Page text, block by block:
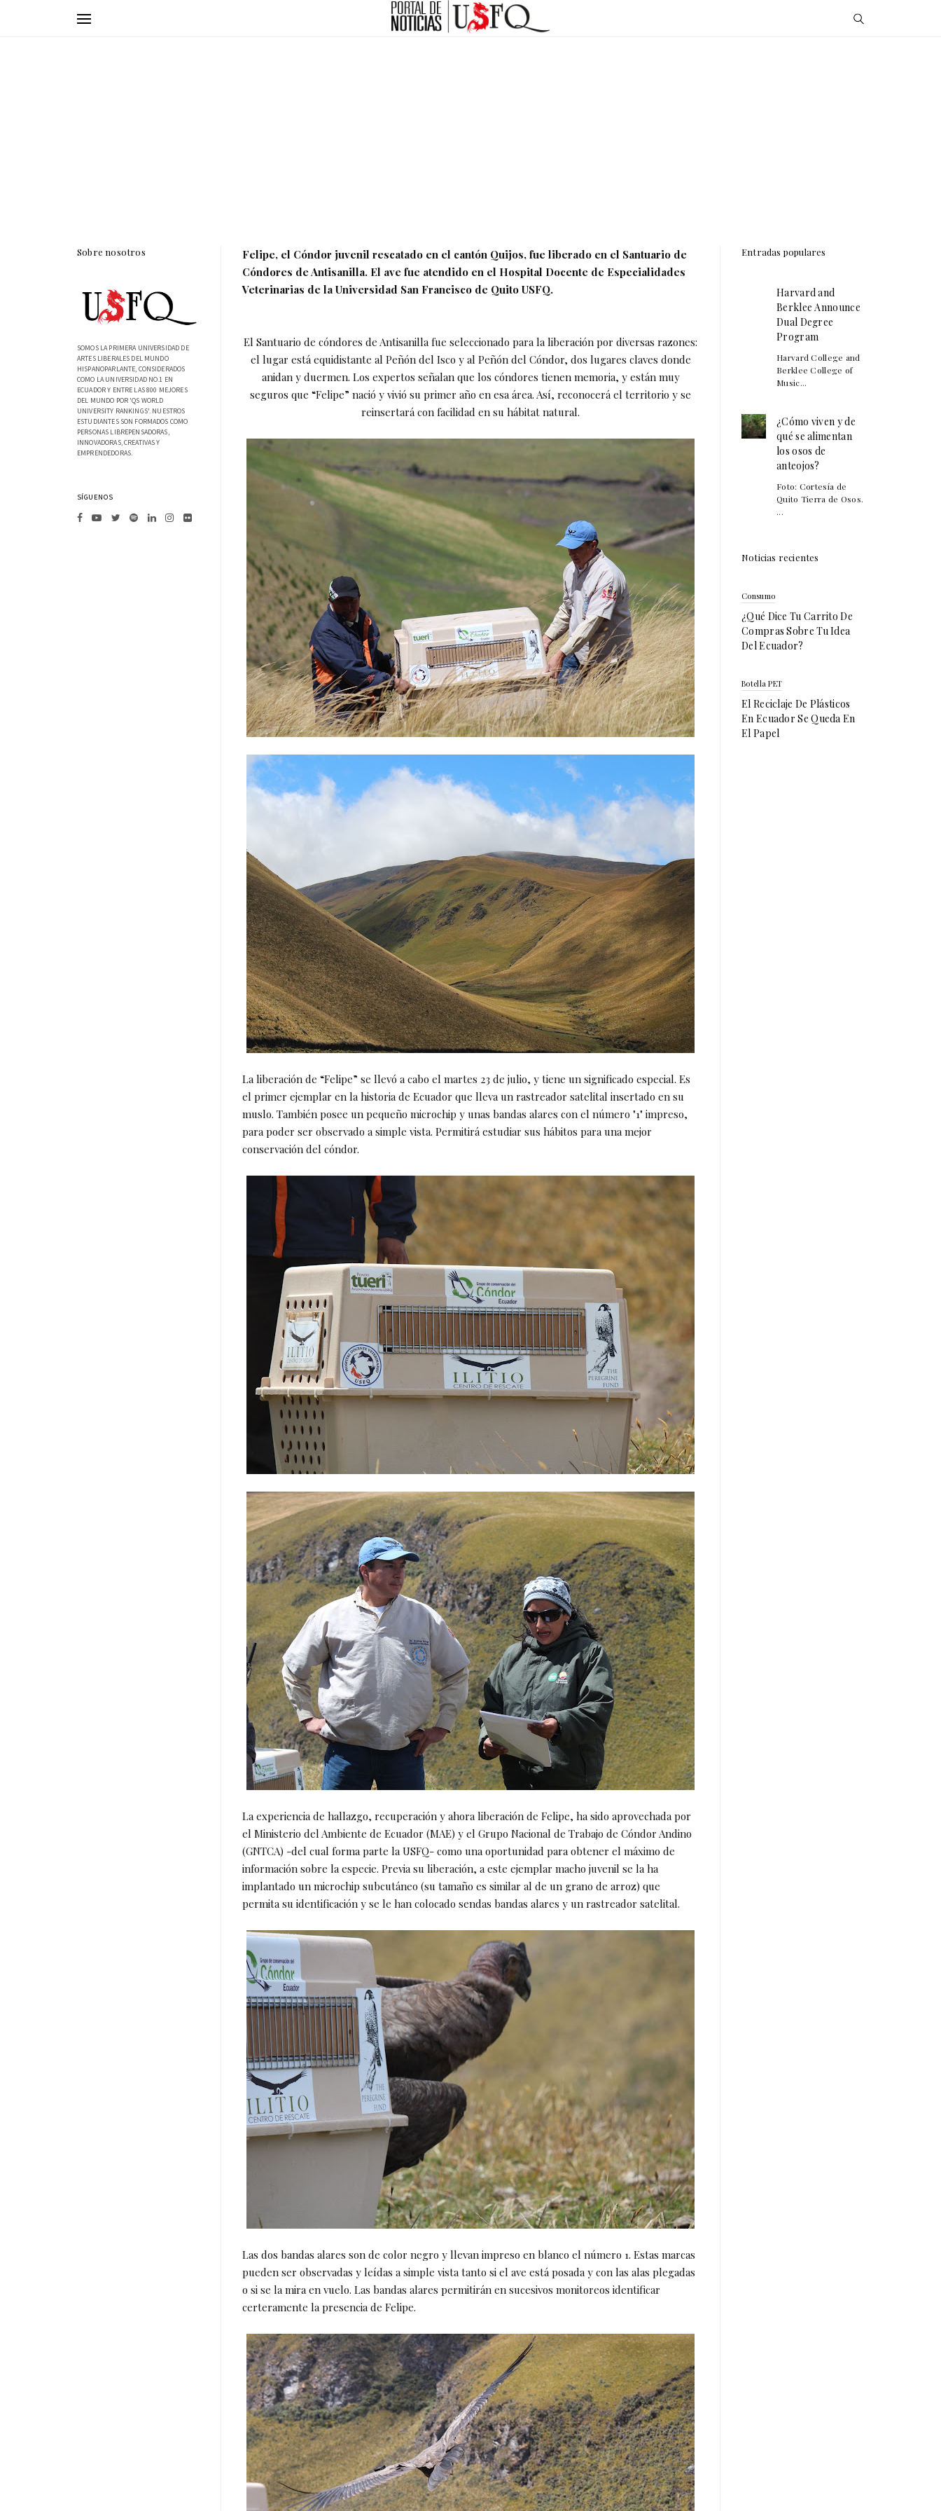
Felipe, el Cóndor juvenil rescatado en el cantón Quijos, fue liberado en el Santuario de
Cóndores de Antisanilla. El ave fue atendido en el Hospital Docente de Especialidades
Veterinarias de la Universidad San Francisco de Quito USFQ.
El Santuario de cóndores de Antisanilla fue seleccionado para la liberación por diversas razones:
el lugar está equidistante al Peñón del Isco y al Peñón del Cóndor, dos lugares claves donde
anidan y duermen. Los expertos señalan que los cóndores tienen memoria, y están muy
seguros que “Felipe” nació y vivió su primer año en esa área. Así, reconocerá el territorio y se
reinsertará con facilidad en su hábitat natural.
La liberación de “Felipe” se llevó a cabo el martes 23 de julio, y tiene un significado especial. Es
el primer ejemplar en la historia de Ecuador que lleva un rastreador satelital insertado en su
muslo. También posee un pequeño microchip y unas bandas alares con el número "1" impreso,
para poder ser observado a simple vista. Permitirá estudiar sus hábitos para una mejor
conservación del cóndor.
La experiencia de hallazgo, recuperación y ahora liberación de Felipe, ha sido aprovechada por
el Ministerio del Ambiente de Ecuador (MAE) y el Grupo Nacional de Trabajo de Cóndor Andino
(GNTCA) -del cual forma parte la USFQ- como una oportunidad para obtener el máximo de
información sobre la especie. Previa su liberación, a este ejemplar macho juvenil se la ha
implantado un microchip subcutáneo (su tamaño es similar al de un grano de arroz) que
permita su identificación y se le han colocado sendas bandas alares y un rastreador satelital.
Las dos bandas alares son de color negro y llevan impreso en blanco el número 1. Estas marcas
pueden ser observadas y leídas a simple vista tanto si el ave está posada y con las alas plegadas
o si se la mira en vuelo. Las bandas alares permitirán en sucesivos monitoreos identificar
certeramente la presencia de Felipe.
Sobre nosotros
SOMOS LA PRIMERA UNIVERSIDAD DE
ARTES LIBERALES DEL MUNDO
HISPANOPARLANTE, CONSIDERADOS
COMO LA UNIVERSIDAD NO.1 EN
ECUADOR Y ENTRE LAS 800 MEJORES
DEL MUNDO POR 'QS WORLD
UNIVERSITY RANKINGS'. NUESTROS
ESTUDIANTES SON FORMADOS COMO
PERSONAS LIBREPENSADORAS,
INNOVADORAS, CREATIVAS Y
EMPRENDEDORAS.
SÍGUENOS
Entradas populares
Harvard and
Berklee Announce
Dual Degree
Program
Harvard College and
Berklee College of
Music...
¿Cómo viven y de
qué se alimentan
los osos de
anteojos?
Foto: Cortesía de
Quito Tierra de Osos.
...
Noticias recientes
Consumo
¿Qué Dice Tu Carrito De
Compras Sobre Tu Idea
Del Ecuador?
Botella PET
El Reciclaje De Plásticos
En Ecuador Se Queda En
El Papel